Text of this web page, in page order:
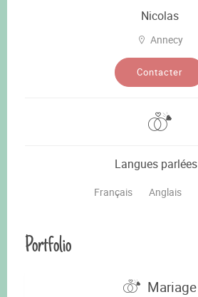
Nicolas
Annecy
Contacter
Langues parlées
Français Anglais
Portfolio
Mariage